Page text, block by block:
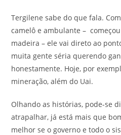
Tergilene sabe do que fala.
camelô e ambulante –
madeira – ele vai direto ao
muita gente séria querendo
honestamente. Hoje, por
mineração, além do Uai.
Olhando as histórias, pode-se
atrapalhar, já está mais que
melhor se o governo e todo o